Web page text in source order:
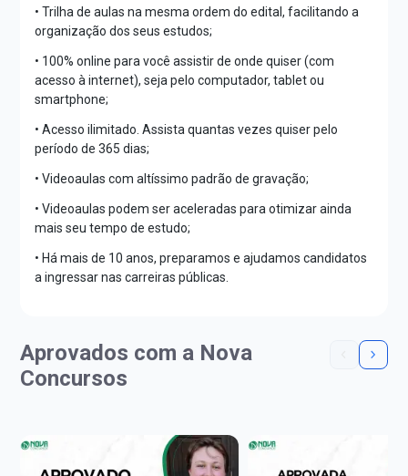
• Trilha de aulas na mesma ordem do edital, facilitando a
organização dos seus estudos;
• 100% online para você assistir de onde quiser (com
acesso à internet), seja pelo computador, tablet ou
smartphone;
• Acesso ilimitado. Assista quantas vezes quiser pelo
período de 365 dias;
• Videoaulas com altíssimo padrão de gravação;
• Videoaulas podem ser aceleradas para otimizar ainda
mais seu tempo de estudo;
• Há mais de 10 anos, preparamos e ajudamos candidatos
a ingressar nas carreiras públicas.
Aprovados com a Nova
Concursos